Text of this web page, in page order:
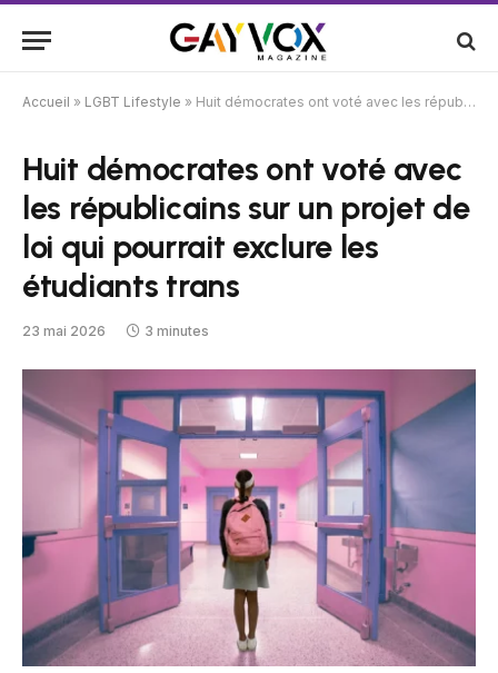
Accueil » LGBT Lifestyle » Huit démocrates ont voté avec les républicains sur un projet de loi qui pourrait exclure les étudiants trans
Huit démocrates ont voté avec
les républicains sur un projet de
loi qui pourrait exclure les
étudiants trans
23 mai 2026 3 minutes